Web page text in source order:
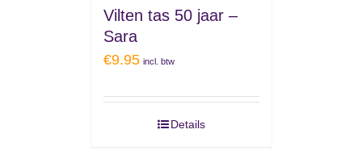
Vilten tas 50 jaar –
Sara
€9.95 incl. btw
Details